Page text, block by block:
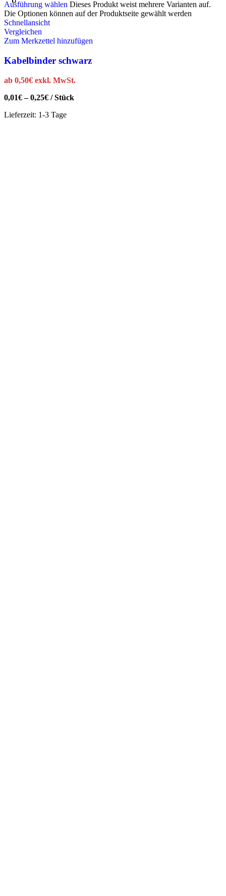
Ausführung wählen Dieses Produkt weist mehrere Varianten auf.
Die Optionen können auf der Produktseite gewählt werden
Schnellansicht
Vergleichen
Zum Merkzettel hinzufügen
Kabelbinder schwarz
ab 0,50€ exkl. MwSt.
0,01€–0,25€ /Stück
Lieferzeit: 1-3 Tage